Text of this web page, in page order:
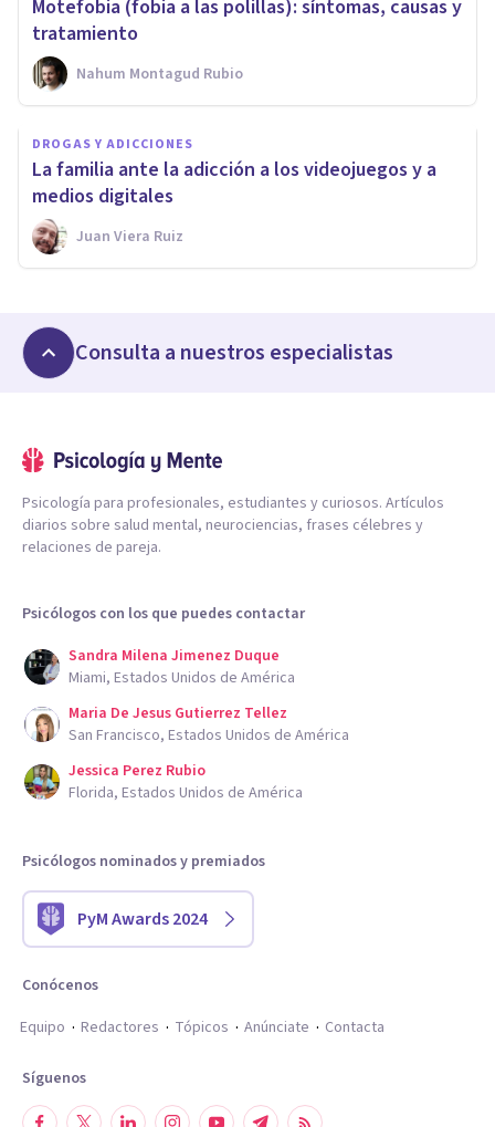
Motefobia (fobia a las polillas): síntomas, causas y
tratamiento
Nahum Montagud Rubio
DROGAS Y ADICCIONES
La familia ante la adicción a los videojuegos y a
medios digitales
Juan Viera Ruiz
Consulta a nuestros especialistas
Psicología para profesionales, estudiantes y curiosos. Artículos
diarios sobre salud mental, neurociencias, frases célebres y
relaciones de pareja.
Psicólogos con los que puedes contactar
Sandra Milena Jimenez Duque
Miami, Estados Unidos de América
Maria De Jesus Gutierrez Tellez
San Francisco, Estados Unidos de América
Jessica Perez Rubio
Florida, Estados Unidos de América
Psicólogos nominados y premiados
PyM Awards 2024
Conócenos
Equipo
Redactores Tópicos Anúnciate Contacta
Síguenos